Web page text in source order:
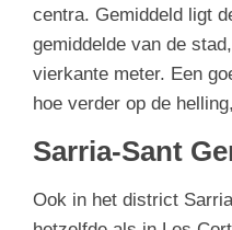
centra. Gemiddeld ligt
gemiddelde van de
vierkante meter. Een
hoe verder op de
Sarria-Sant
Ook in het district